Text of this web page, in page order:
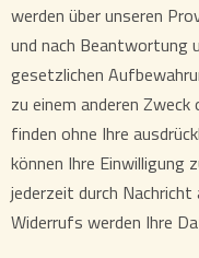
werden über unseren
und nach Beantwortung
gesetzlichen
zu einem anderen
finden ohne Ihre
können Ihre Einwilligung
jederzeit durch Nachricht
Widerrufs werden Ihre